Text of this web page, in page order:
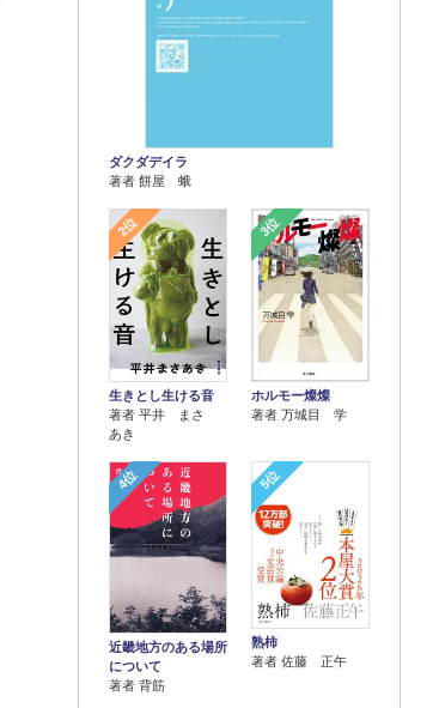
ダクダデイラ
著者 餅屋 蛾
2位
生きとし生ける音
著者 平井 まさ
あき
3位
ホルモー燦燦
著者 万城目 学
4位
近畿地方のある場所
について
著者 背筋
5位
熟柿
著者 佐藤 正午